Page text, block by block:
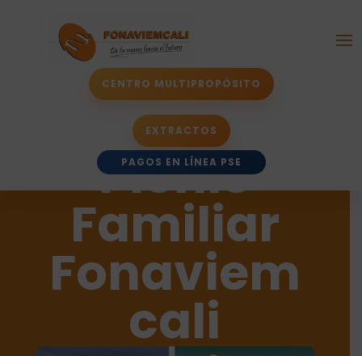
CENTRO MULTIPROPÓSITO
EXTRACTOS
PAGOS EN LÍNEA PSE
Mega
Pasadía
Picnic
Familiar
Fonaviem
cali